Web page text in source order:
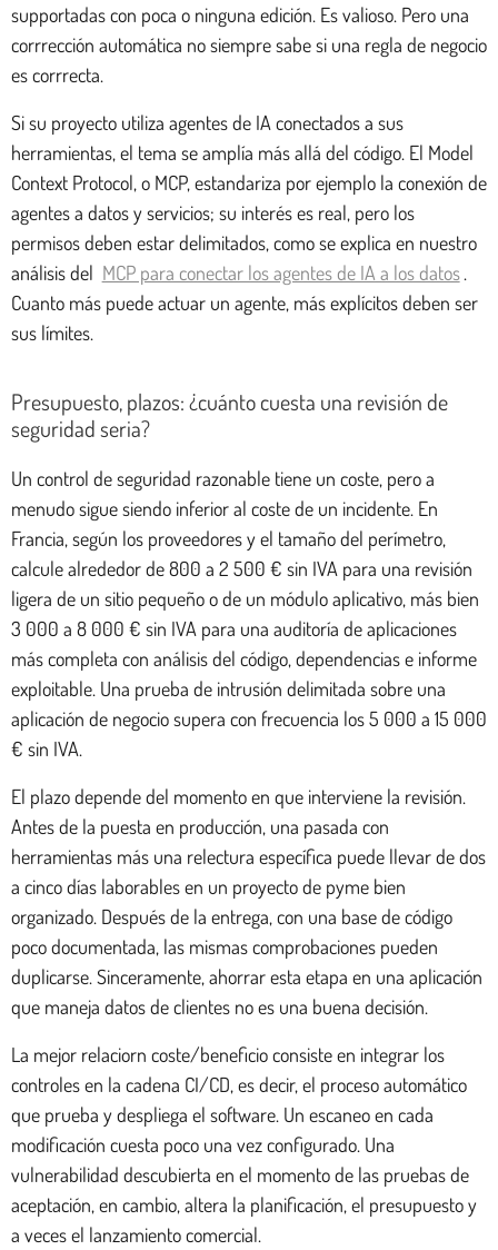
supportadas con poca o ninguna edición. Es valioso. Pero una
corrrección automática no siempre sabe si una regla de negocio
es corrrecta.
Si su proyecto utiliza agentes de IA conectados a sus
herramientas, el tema se amplía más allá del código. El Model
Context Protocol, o MCP, estandariza por ejemplo la conexión de
agentes a datos y servicios; su interés es real, pero los
permisos deben estar delimitados, como se explica en nuestro
análisis del MCP para conectar los agentes de IA a los datos .
Cuanto más puede actuar un agente, más explícitos deben ser
sus límites.
Presupuesto, plazos: ¿cuánto cuesta una revisión de
seguridad seria?
Un control de seguridad razonable tiene un coste, pero a
menudo sigue siendo inferior al coste de un incidente. En
Francia, según los proveedores y el tamaño del perímetro,
calcule alrededor de 800 a 2 500 € sin IVA para una revisión
ligera de un sitio pequeño o de un módulo aplicativo, más bien
3 000 a 8 000 € sin IVA para una auditoría de aplicaciones
más completa con análisis del código, dependencias e informe
exploitable. Una prueba de intrusión delimitada sobre una
aplicación de negocio supera con frecuencia los 5 000 a 15 000
€ sin IVA.
El plazo depende del momento en que interviene la revisión.
Antes de la puesta en producción, una pasada con
herramientas más una relectura específica puede llevar de dos
a cinco días laborables en un proyecto de pyme bien
organizado. Después de la entrega, con una base de código
poco documentada, las mismas comprobaciones pueden
duplicarse. Sinceramente, ahorrar esta etapa en una aplicación
que maneja datos de clientes no es una buena decisión.
La mejor relaciorn coste/beneficio consiste en integrar los
controles en la cadena CI/CD, es decir, el proceso automático
que prueba y despliega el software. Un escaneo en cada
modificación cuesta poco una vez configurado. Una
vulnerabilidad descubierta en el momento de las pruebas de
aceptación, en cambio, altera la planificación, el presupuesto y
a veces el lanzamiento comercial.